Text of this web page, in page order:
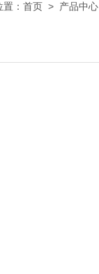
： 首页 > 产品中心